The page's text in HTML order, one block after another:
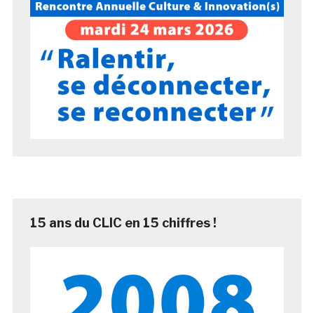
15 ans du CLIC en 15 chiffres !